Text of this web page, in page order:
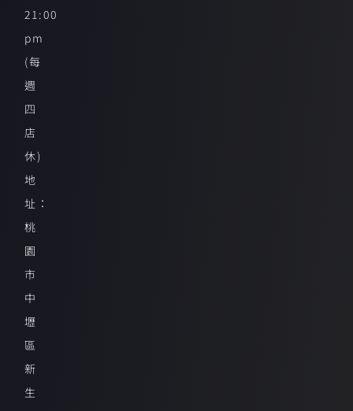
21:00
pm
(每
週
四
店
休)
地
址：
桃
園
市
中
壢
區
新
生